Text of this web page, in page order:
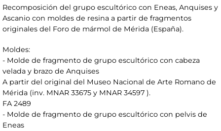
Recomposición del grupo escultórico con Eneas, Anquises y
Ascanio con moldes de resina a partir de fragmentos
originales del Foro de mármol de Mérida (España).
Moldes:
- Molde de fragmento de grupo escultórico con cabeza
velada y brazo de Anquises
A partir del original del Museo Nacional de Arte Romano de
Mérida (inv. MNAR 33675 y MNAR 34597 ).
FA 2489
- Molde de fragmento de grupo escultórico con pelvis de
Eneas